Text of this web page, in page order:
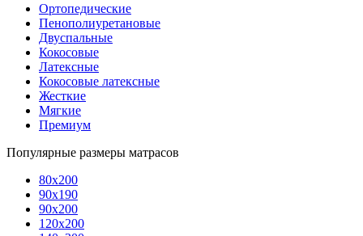
Ортопедические
Пенополиуретановые
Двуспальные
Кокосовые
Латексные
Кокосовые латексные
Жесткие
Мягкие
Премиум
Популярные размеры матрасов
80х200
90х190
90х200
120х200